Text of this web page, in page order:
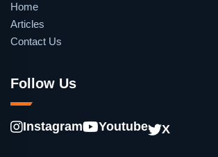
Home
Articles
Contact Us
Follow Us
Instagram Youtube X